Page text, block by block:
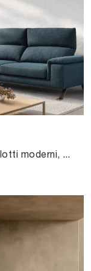
Se vuoi divani per salotti moderni, clicca e leggi di più sul modello Astor in tessuto della marca Samoa.